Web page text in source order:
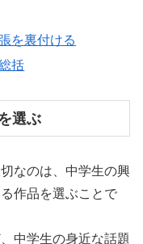
を裏付ける
括
選ぶ
なのは、中学生の興
作品を選ぶことで
中学生の身近な話題